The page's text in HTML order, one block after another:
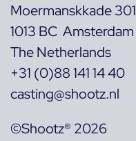
Moermanskkade 301
1013 BC Amsterdam
The Netherlands
+31 (0)88 141 14 40
casting@shootz.nl
©Shootz® 2026